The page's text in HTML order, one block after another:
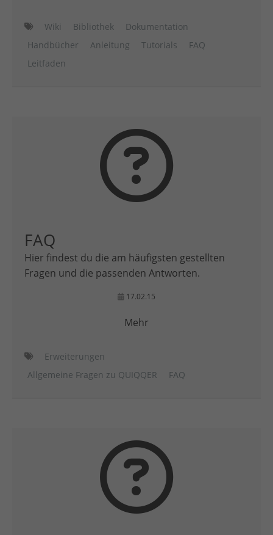
Wiki Bibliothek
Dokumentation
Handbücher
Anleitung Tutorials
FAQ
Leitfaden
FAQ
Hier findest du die am häufigsten gestellten
Fragen und die passenden Antworten.
17.02.15
Mehr
Erweiterungen
Allgemeine Fragen zu QUIQQER
FAQ